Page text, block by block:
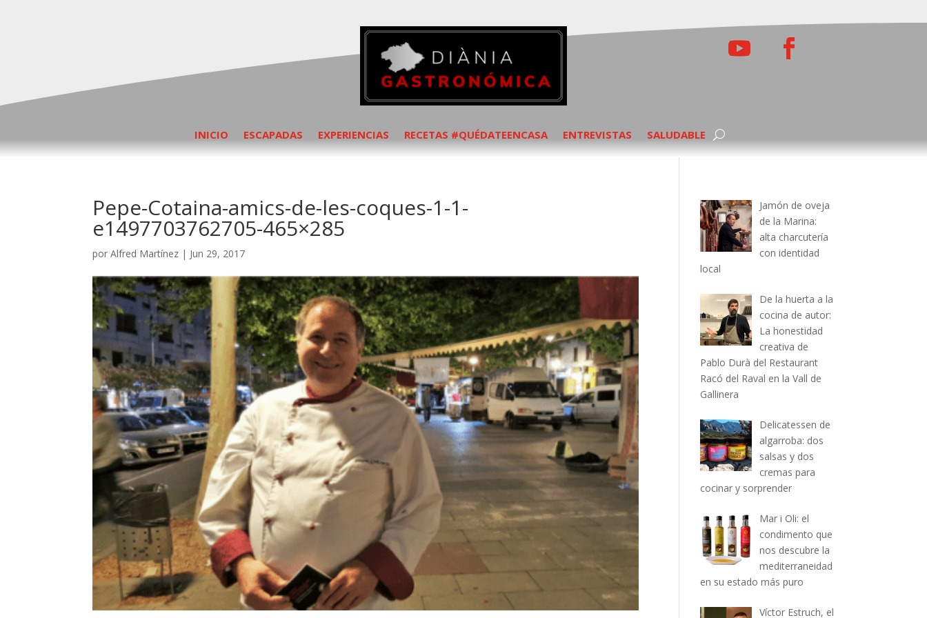
INICIO ESCAPADAS EXPERIENCIAS RECETAS #QUÉDATEENCASA ENTREVISTAS SALUDABLE
Pepe-Cotaina-amics-de-les-coques-1-1-
e1497703762705-465×285
porAlfred Martínez | Jun 29, 2017
Jamón de oveja
de la Marina:
alta charcutería
con identidad
local
De la huerta a la
cocina de autor:
La honestidad
creativa de
Pablo Durà del Restaurant
Racó del Raval en la Vall de
Gallinera
Delicatessen de
algarroba: dos
salsas y dos
cremas para
cocinar y sorprender
Mar i Oli: el
condimento que
nos descubre la
mediterraneidad
en su estado más puro
Víctor Estruch, el